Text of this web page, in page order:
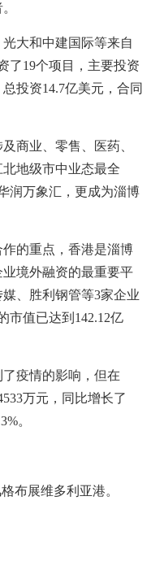
大和中建国际等来自
了19个项目，主要投资
投资14.7亿美元，合同
业、零售、医药、
地级市中业态最全
润万象汇，更成为淄博
的重点，香港是淄博
境外融资的最重要平
、胜利钢管等3家企业
市值已达到142.12亿
疫情的影响，但在
万元，同比增长了
。
展维多利亚港。